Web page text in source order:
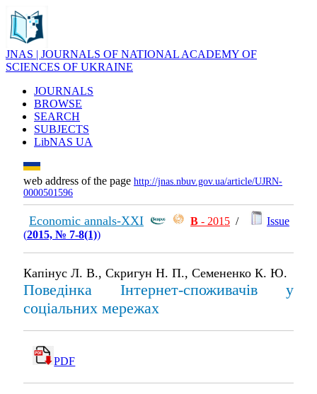
JNAS | JOURNALS OF NATIONAL ACADEMY OF
SCIENCES OF UKRAINE
JOURNALS
BROWSE
SEARCH
SUBJECTS
LibNAS UA
web address of the page http://jnas.nbuv.gov.ua/article/UJRN-
0000501596
Economic annals-XXI В - 2015 /
Issue
(2015, № 7-8(1))
Капінус Л. В., Скригун Н. П., Семененко К. Ю.
Поведінка Інтернет-споживачів у
соціальних мережах
PDF